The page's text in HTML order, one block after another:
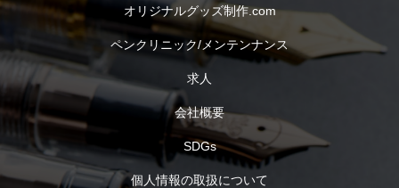
オリジナルグッズ制作.com
ペンクリニック/メンテンナンス
求人
会社概要
SDGs
個人情報の取扱について